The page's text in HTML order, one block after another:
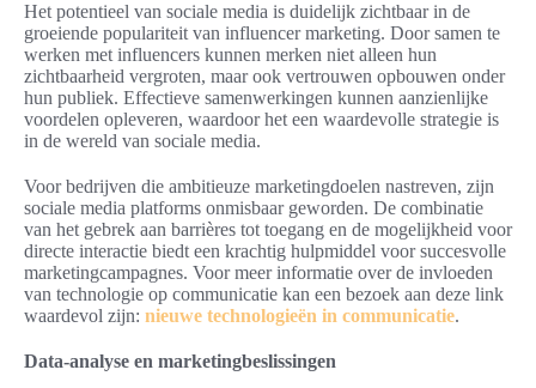
Het potentieel van sociale media is duidelijk zichtbaar in de
groeiende populariteit van influencer marketing. Door samen te
werken met influencers kunnen merken niet alleen hun
zichtbaarheid vergroten, maar ook vertrouwen opbouwen onder
hun publiek. Effectieve samenwerkingen kunnen aanzienlijke
voordelen opleveren, waardoor het een waardevolle strategie is
in de wereld van sociale media.
Voor bedrijven die ambitieuze marketingdoelen nastreven, zijn
sociale media platforms onmisbaar geworden. De combinatie
van het gebrek aan barrières tot toegang en de mogelijkheid voor
directe interactie biedt een krachtig hulpmiddel voor succesvolle
marketingcampagnes. Voor meer informatie over de invloeden
van technologie op communicatie kan een bezoek aan deze link
waardevol zijn: nieuwe technologieën in communicatie.
Data-analyse en marketingbeslissingen